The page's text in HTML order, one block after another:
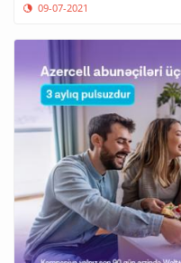
09-07-2021